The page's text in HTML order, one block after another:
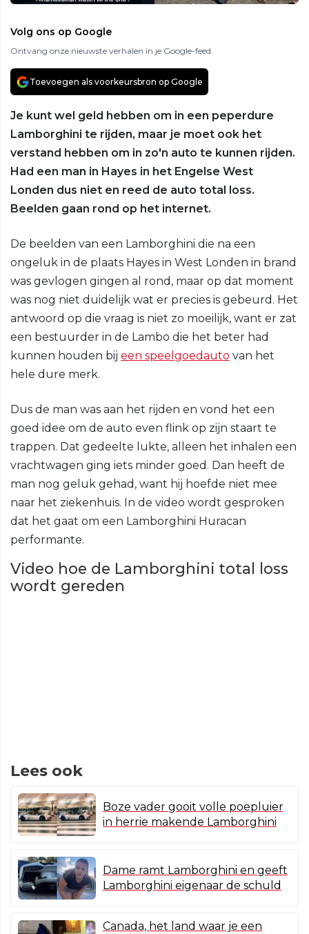
Volg ons op Google
Ontvang onze nieuwste verhalen in je Google-feed
Toevoegen als voorkeursbron op Google
Je kunt wel geld hebben om in een peperdure
Lamborghini te rijden, maar je moet ook het
verstand hebben om in zo'n auto te kunnen rijden.
Had een man in Hayes in het Engelse West
Londen dus niet en reed de auto total loss.
Beelden gaan rond op het internet.
De beelden van een Lamborghini die na een
ongeluk in de plaats Hayes in West Londen in brand
was gevlogen gingen al rond, maar op dat moment
was nog niet duidelijk wat er precies is gebeurd. Het
antwoord op die vraag is niet zo moeilijk, want er zat
een bestuurder in de Lambo die het beter had
kunnen houden bij een speelgoedauto van het
hele dure merk.
Dus de man was aan het rijden en vond het een
goed idee om de auto even flink op zijn staart te
trappen. Dat gedeelte lukte, alleen het inhalen een
vrachtwagen ging iets minder goed. Dan heeft de
man nog geluk gehad, want hij hoefde niet mee
naar het ziekenhuis. In de video wordt gesproken
dat het gaat om een Lamborghini Huracan
performante.
Video hoe de Lamborghini total loss
wordt gereden
Lees ook
Boze vader gooit volle poepluier
in herrie makende Lamborghini
Dame ramt Lamborghini en geeft
Lamborghini eigenaar de schuld
Canada, het land waar je een